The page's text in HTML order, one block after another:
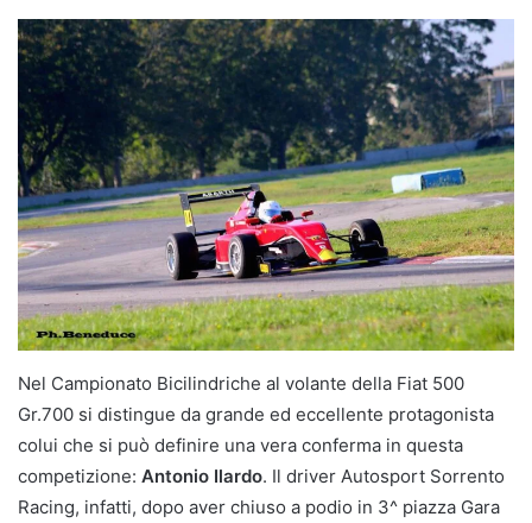
Nel Campionato Bicilindriche al volante della Fiat 500
Gr.700 si distingue da grande ed eccellente protagonista
colui che si può definire una vera conferma in questa
competizione: Antonio Ilardo. Il driver Autosport Sorrento
Racing, infatti, dopo aver chiuso a podio in 3^ piazza Gara